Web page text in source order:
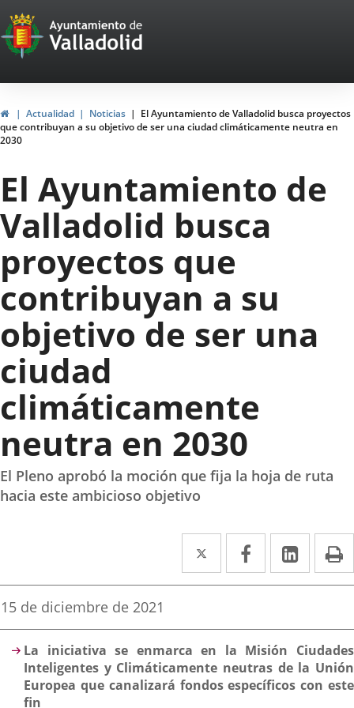
Portal
Web
del
Ayuntamiento
de
Valladolid
InicioActualidad Noticias
El Ayuntamiento de Valladolid busca proyectos
que contribuyan a su objetivo de ser una ciudad climáticamente neutra en
2030
El Ayuntamiento de
Valladolid busca
proyectos que
contribuyan a su
objetivo de ser una
ciudad
climáticamente
neutra en 2030
El Pleno aprobó la moción que fija la hoja de ruta
hacia este ambicioso objetivo
Twitter
Enlace
a
aplicación
externa.
Facebook
Enlace
a
aplicación
externa.
Enlace
a
Fecha
la
noticia
15 de diciembre de 2021
Descripción
La iniciativa se enmarca en la Misión Ciudades
Inteligentes y Climáticamente neutras de la Unión
Europea que canalizará fondos específicos con este
fin